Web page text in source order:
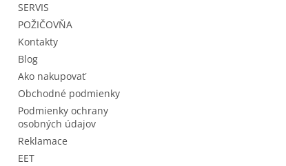
SERVIS
POŽIČOVŇA
Kontakty
Blog
Ako nakupovať
Obchodné podmienky
Podmienky ochrany
osobných údajov
Reklamace
EET